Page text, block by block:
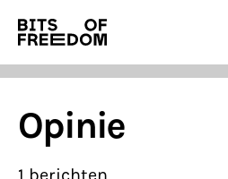
Search
for:
Opinie